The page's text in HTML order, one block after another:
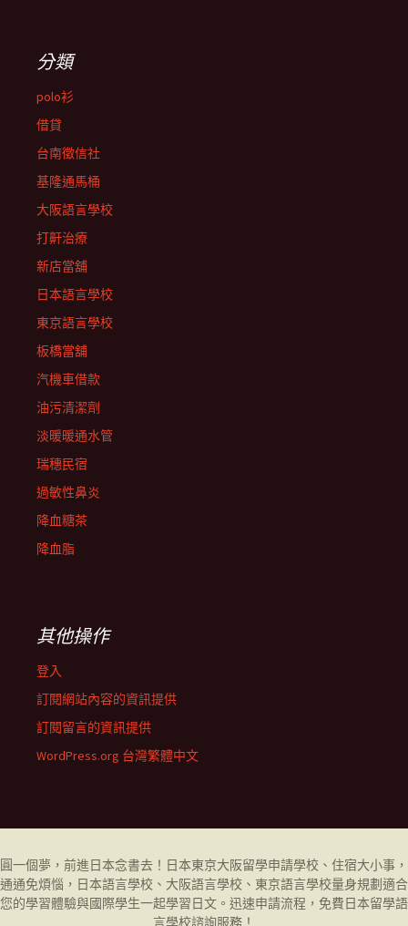
分類
polo衫
借貸
台南徵信社
基隆通馬桶
大阪語言學校
打鼾治療
新店當舖
日本語言學校
東京語言學校
板橋當舖
汽機車借款
油污清潔劑
淡暖暖通水管
瑞穗民宿
過敏性鼻炎
降血糖茶
降血脂
其他操作
登入
訂閱網站內容的資訊提供
訂閱留言的資訊提供
WordPress.org 台灣繁體中文
圓一個夢，前進日本念書去！日本東京大阪留學申請學校、住宿大小事，
通通免煩惱，日本語言學校、大阪語言學校、東京語言學校量身規劃適合
您的學習體驗與國際學生一起學習日文。迅速申請流程，免費日本留學語
言學校諮詢服務！